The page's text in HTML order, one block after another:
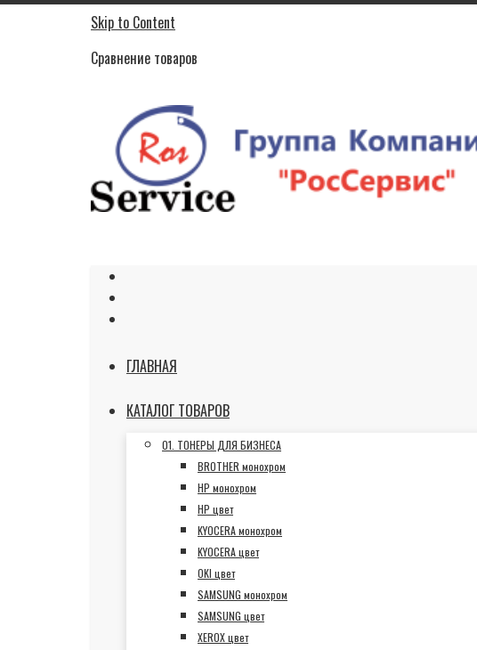
Skip to Content
Сравнение товаров
ГЛАВНАЯ
КАТАЛОГ ТОВАРОВ
01. ТОНЕРЫ ДЛЯ БИЗНЕСА
BROTHER монохром
HP монохром
HP цвет
KYOCERA монохром
KYOCERA цвет
OKI цвет
SAMSUNG монохром
SAMSUNG цвет
XEROX цвет